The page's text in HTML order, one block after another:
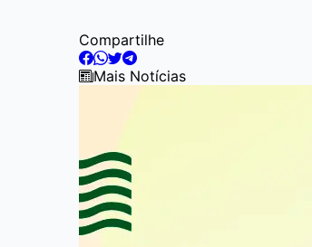
Item
1
of
Compartilhe
Mais Notícias